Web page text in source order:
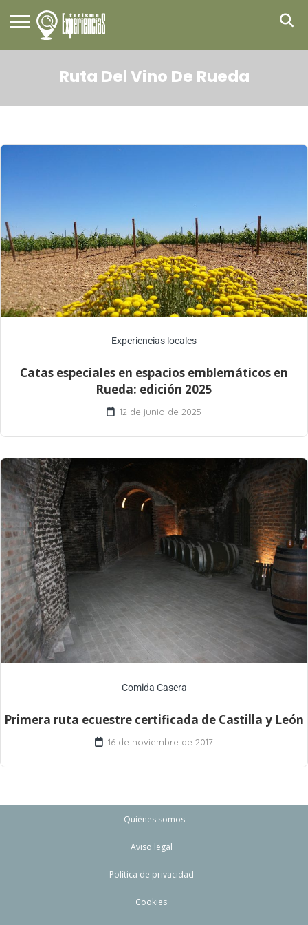
Ruta Del Vino De Rueda
Experiencias locales
Catas especiales en espacios emblemáticos en
Rueda: edición 2025
12 de junio de 2025
Comida Casera
Primera ruta ecuestre certificada de Castilla y León
16 de noviembre de 2017
Quiénes somos
Aviso legal
Política de privacidad
Cookies